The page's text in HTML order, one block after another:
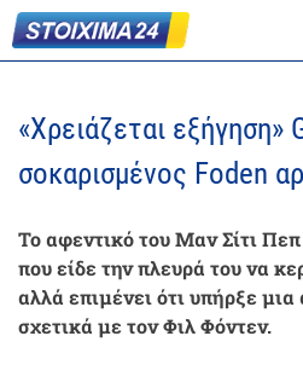
«Χρειάζεται εξήγηση»
σοκαρισμένος Foden
Το αφεντικό του Μαν Σίτι
που είδε την πλευρά του να
αλλά επιμένει ότι υπήρξε
σχετικά με τον Φιλ Φόντεν.